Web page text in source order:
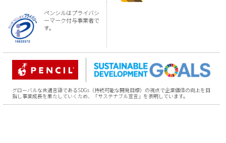
ペンシルはプライバシ
ーマーク付与事業者で
す。
グローバルな共通言語であるSDGs（持続可能な開発目標）の視点で企業価値の向上を目
指し事業成長を果たしていくため、「サステナブル宣言」を表明しています。